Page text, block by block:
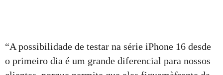
“A possibilidade de testar na série iPhone 16 desde
o primeiro dia é um grande diferencial para nossos